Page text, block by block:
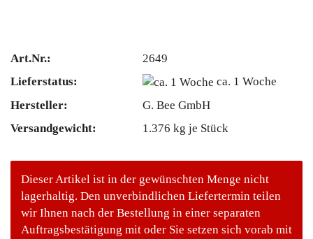
Art.Nr.:
2649
Lieferstatus:
ca. 1 Woche
Hersteller:
G. Bee GmbH
Versandgewicht:
1.376 kg je Stück
Dieser Artikel ist in der gewünschten Menge nicht
lagerhaltig. Den unverbindlichen Liefertermin teilen
wir Ihnen nach der Bestellung in einer separaten
Auftragsbestätigung mit oder Sie setzen sich vorab mit